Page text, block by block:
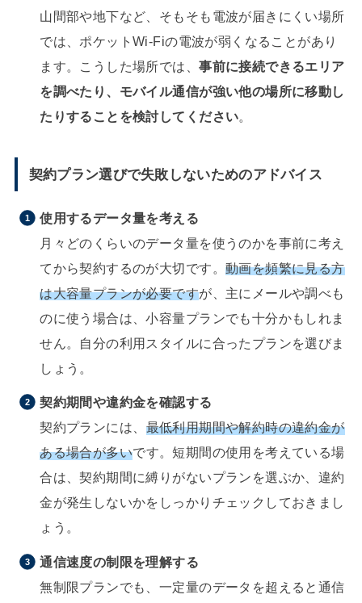
山間部や地下など、そもそも電波が届きにくい場所
では、ポケットWi-Fiの電波が弱くなることがあり
ます。こうした場所では、事前に接続できるエリア
を調べたり、モバイル通信が強い他の場所に移動し
たりすることを検討してください。
契約プラン選びで失敗しないためのアドバイス
使用するデータ量を考える
月々どのくらいのデータ量を使うのかを事前に考え
てから契約するのが大切です。 動画を頻繁に見る方
は大容量プランが必要ですが、主にメールや調べも
のに使う場合は、小容量プランでも十分かもしれま
せん。自分の利用スタイルに合ったプランを選びま
しょう。
契約期間や違約金を確認する
契約プランには、 最低利用期間や解約時の違約金が
ある場合が多いです。短期間の使用を考えている場
合は、契約期間に縛りがないプランを選ぶか、違約
金が発生しないかをしっかりチェックしておきまし
ょう。
通信速度の制限を理解する
無制限プランでも、一定量のデータを超えると通信